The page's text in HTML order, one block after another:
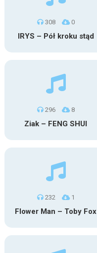
308 0
IRYS – Pół kroku stąd
296 8
Ziak – FENG SHUI
232 1
Flower Man – Toby Fox